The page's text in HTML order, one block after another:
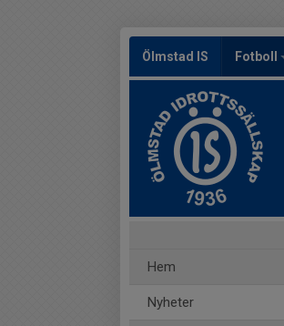
Ölmstad IS Fotboll
Hem
Nyheter